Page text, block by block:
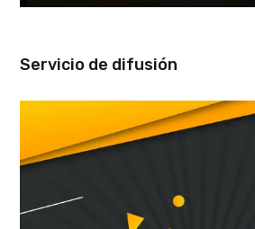
Servicio de difusión